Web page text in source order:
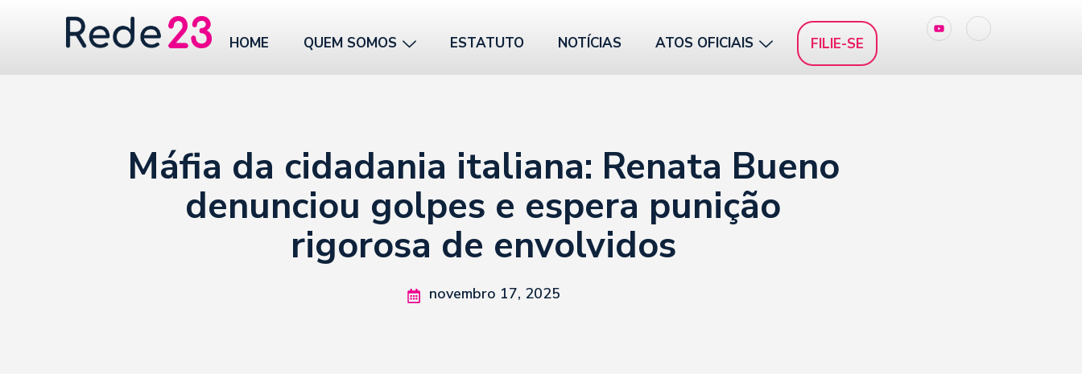
HOME QUEM SOMOS ESTATUTO NOTÍCIAS ATOS OFICIAIS FILIE-SE
Máfia da cidadania italiana: Renata Bueno
denunciou golpes e espera punição
rigorosa de envolvidos
novembro 17, 2025